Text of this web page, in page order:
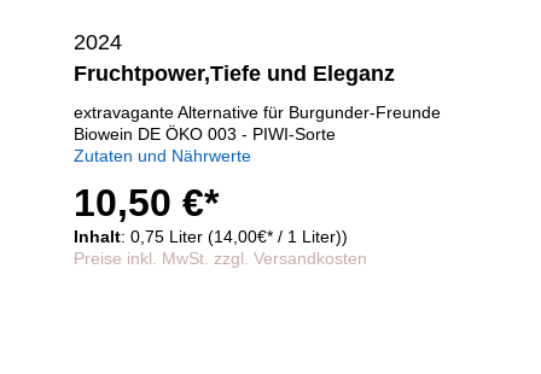
2024
Fruchtpower,Tiefe und Eleganz
extravagante Alternative für Burgunder-Freunde
Biowein DE ÖKO 003 - PIWI-Sorte
Zutaten und Nährwerte
10,50 €*
Inhalt: 0,75 Liter (14,00€* / 1 Liter))
Preise inkl. MwSt. zzgl. Versandkosten